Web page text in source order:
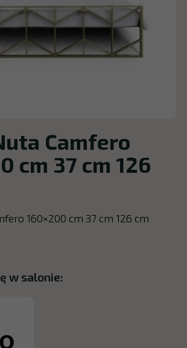
Camfero
cm 37 cm 126
160×200 cm 37 cm 126 cm
w salonie: